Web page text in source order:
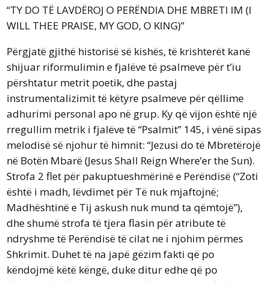
“TY DO TË LAVDËROJ O PERËNDIA DHE MBRETI IM (I
WILL THEE PRAISE, MY GOD, O KING)”
Përgjatë gjithë historisë së kishës, të krishterët kanë
shijuar riformulimin e fjalëve të psalmeve për t’iu
përshtatur metrit poetik, dhe pastaj
instrumentalizimit të këtyre psalmeve për qëllime
adhurimi personal apo në grup. Ky që vijon është një
rregullim metrik i fjalëve të “Psalmit” 145, i vënë sipas
melodisë së njohur të himnit: “Jezusi do të Mbretërojë
në Botën Mbarë (Jesus Shall Reign Where’er the Sun).
Strofa 2 flet për pakuptueshmërinë e Perëndisë (“Zoti
është i madh, lëvdimet për Të nuk mjaftojnë;
Madhështinë e Tij askush nuk mund ta qëmtojë”),
dhe shumë strofa të tjera flasin për atribute të
ndryshme të Perëndisë të cilat ne i njohim përmes
Shkrimit. Duhet të na japë gëzim fakti që po
këndojmë këtë këngë, duke ditur edhe që po